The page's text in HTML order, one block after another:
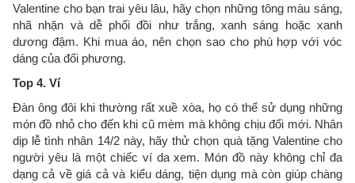
Valentine cho bạn trai yêu lâu, hãy chọn những tông màu sáng,
nhã nhặn và dễ phối đồi như trắng, xanh sáng hoặc xanh
dương đậm. Khi mua áo, nên chọn sao cho phù hợp với vóc
dáng của đối phương.
Top 4. Ví
Đàn ông đôi khi thường rất xuề xòa, họ có thể sử dụng những
món đồ nhỏ cho đến khi cũ mèm mà không chịu đổi mới. Nhân
dịp lễ tình nhân 14/2 này, hãy thử chọn quà tặng Valentine cho
người yêu là một chiếc ví da xem. Món đồ này không chỉ đa
dạng cả về giá cả và kiểu dáng, tiện dụng mà còn giúp chàng